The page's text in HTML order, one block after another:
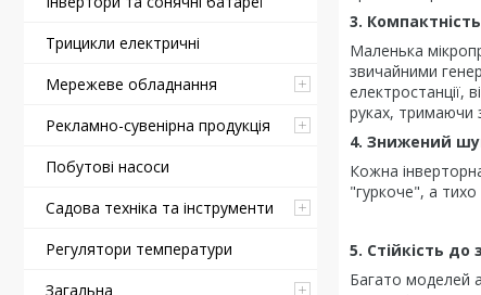
Трицикли електричні
Мережеве обладнання
Рекламно-сувенірна продукція
Побутові насоси
Садова техніка та інструменти
Регулятори температури
Загальна
3. Компактність
Маленька
звичайними
електростанції,
руках, тримаючи
4. Знижений
Кожна
"гуркоче", а
5. Стійкість до
Багато моделей